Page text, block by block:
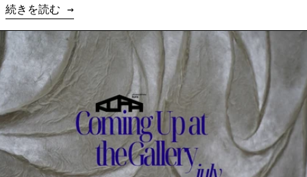
続きを読む
続きを読む: Coming Up at the Gallery: JULY